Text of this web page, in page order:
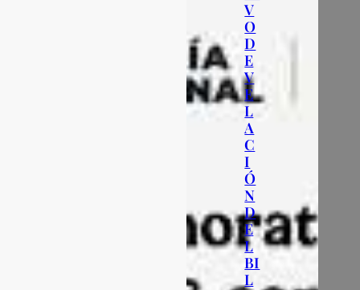
V
O
D
E
V
E
L
A
C
I
Ó
N
D
E
L
BI
L